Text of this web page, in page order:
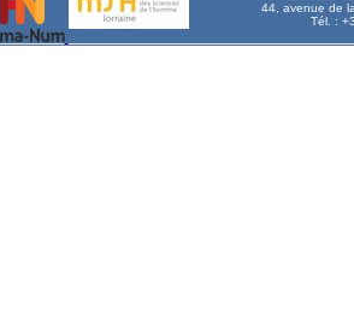
44, avenue de
Tél. :